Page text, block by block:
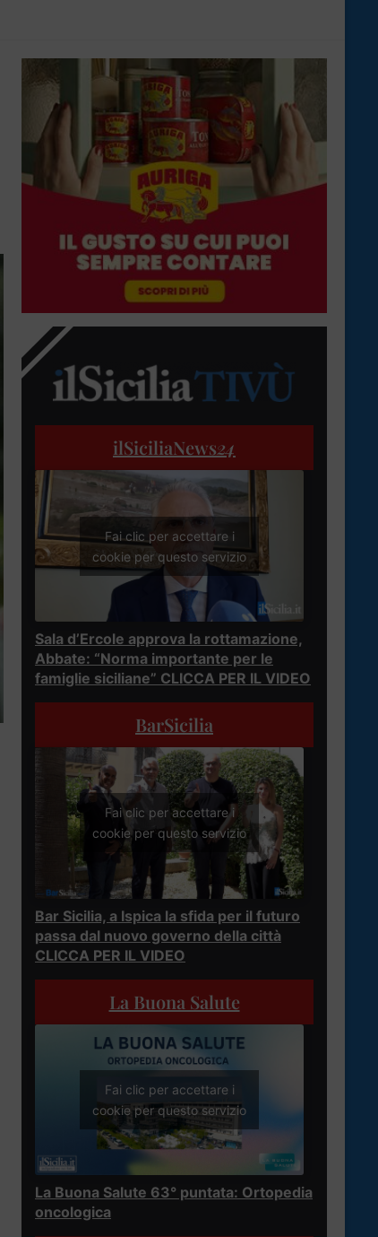
ilSiciliaNews24
Fai clic per accettare i
cookie per questo servizio
Sala d’Ercole approva la rottamazione,
Abbate: “Norma importante per le
famiglie siciliane” CLICCA PER IL VIDEO
BarSicilia
Fai clic per accettare i
cookie per questo servizio
Bar Sicilia, a Ispica la sfida per il futuro
passa dal nuovo governo della città
CLICCA PER IL VIDEO
La Buona Salute
Fai clic per accettare i
cookie per questo servizio
La Buona Salute 63° puntata: Ortopedia
oncologica